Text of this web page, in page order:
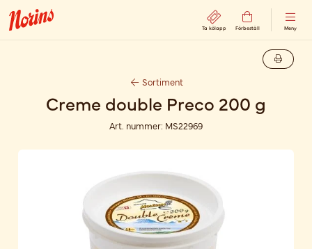
Ta kölapp Förbeställ Meny
Sortiment
Creme double Preco 200 g
Art. nummer: MS22969